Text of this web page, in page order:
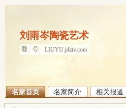
刘雨岑陶瓷艺术
刘雨岑陶瓷艺术
LIUYU.jdztv.com
名家首页 名家简介 相关报道